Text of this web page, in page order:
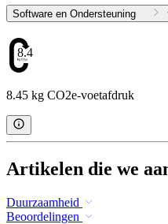
Software en Ondersteuning
8.45
8.45 kg CO2e-voetafdruk
Artikelen die we
Duurzaamheid
Beoordelingen